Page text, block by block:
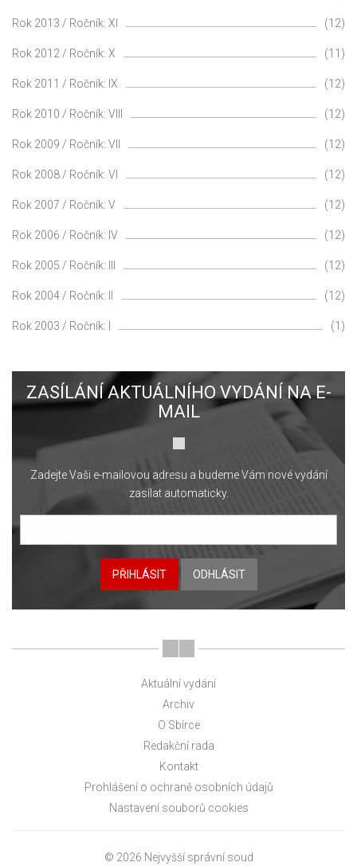
Rok 2013 / Ročník: XI (12)
Rok 2012 / Ročník: X (11)
Rok 2011 / Ročník: IX (12)
Rok 2010 / Ročník: VIII (12)
Rok 2009 / Ročník: VII (12)
Rok 2008 / Ročník: VI (12)
Rok 2007 / Ročník: V (12)
Rok 2006 / Ročník: IV (12)
Rok 2005 / Ročník: III (12)
Rok 2004 / Ročník: II (12)
Rok 2003 / Ročník: I (1)
ZASÍLÁNÍ AKTUÁLNÍHO VYDÁNÍ NA E-
MAIL
Zadejte Vaši e-mailovou adresu a budeme Vám nové vydání
zasílat automaticky.
PŘIHLÁSIT ODHLÁSIT
Aktuální vydání
Archiv
O Sbírce
Redakční rada
Kontakt
Prohlášení o ochraně osobních údajů
Nastavení souborů cookies
© 2026 Nejvyšší správní soud